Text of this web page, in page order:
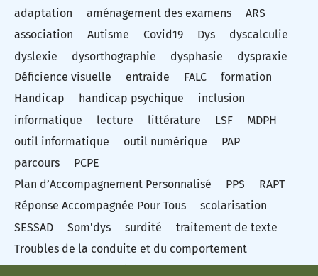
adaptation aménagement des examens
ARS
association
Autisme Covid19 Dys
dyscalculie
dyslexie
dysorthographie dysphasie
dyspraxie
Déficience visuelle
entraide FALC
formation
Handicap
handicap psychique
inclusion
informatique
lecture littérature LSF
MDPH
outil informatique
outil numérique
PAP
parcours
PCPE
Plan d’Accompagnement Personnalisé
PPS
RAPT
Réponse Accompagnée Pour Tous
scolarisation
SESSAD
Som'dys surdité
traitement de texte
Troubles de la conduite et du comportement